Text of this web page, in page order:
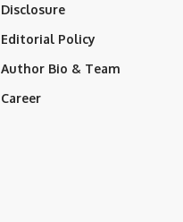
Disclosure
Editorial Policy
Author Bio & Team
Career